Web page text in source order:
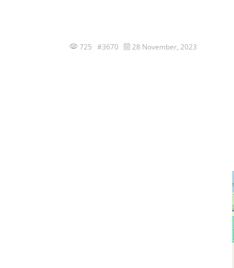
725 #3670 28 November, 2023